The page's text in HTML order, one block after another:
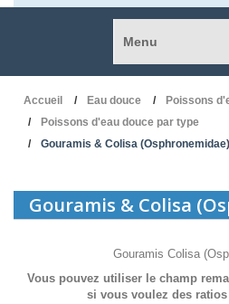
Menu
Accueil Eau douce
Poissons
Poissons d'eau douce par type
Gouramis & Colisa (Osphronemidae)
Gouramis & Colisa
Gouramis Colisa
Vous pouvez utiliser le champ
si vous voulez des